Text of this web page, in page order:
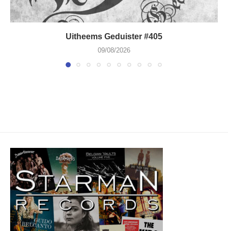
Uitheems Geduister #405
09/08/2026